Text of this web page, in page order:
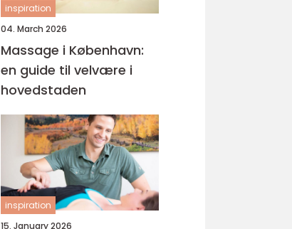
inspiration
04. March 2026
Massage i København:
en guide til velvære i
hovedstaden
inspiration
15. January 2026